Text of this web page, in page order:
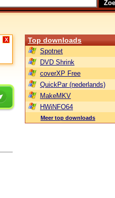
X Top downloads
Spotnet
DVD Shrink
coverXP Free
QuickPar (nederlands)
MakeMKV
HWiNFO64
Meer top downloads